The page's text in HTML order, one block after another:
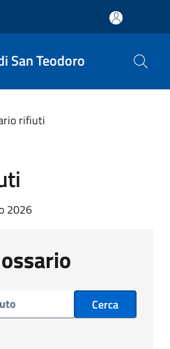
San Teodoro
rifiuti
2026
Cerca